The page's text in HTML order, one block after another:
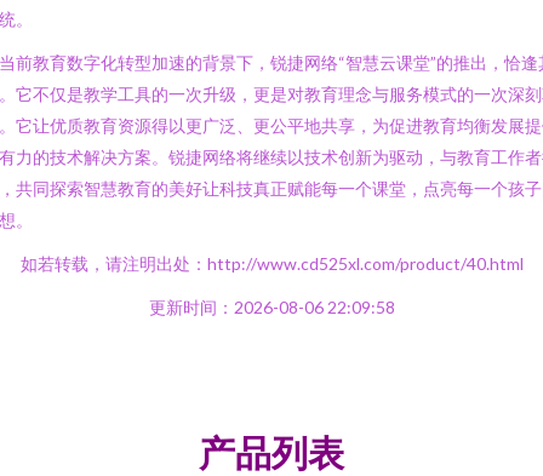
。
前教育数字化转型加速的背景下，锐捷网络“智慧云课堂”的推出，恰逢
它不仅是教学工具的一次升级，更是对教育理念与服务模式的一次深
它让优质教育资源得以更广泛、更公平地共享，为促进教育均衡发展
力的技术解决方案。锐捷网络将继续以技术创新为驱动，与教育工作
共同探索智慧教育的美好让科技真正赋能每一个课堂，点亮每一个孩
。
如若转载，请注明出处：http://www.cd525xl.com/product/40.html
更新时间：2026-08-06 22:09:58
产品列表